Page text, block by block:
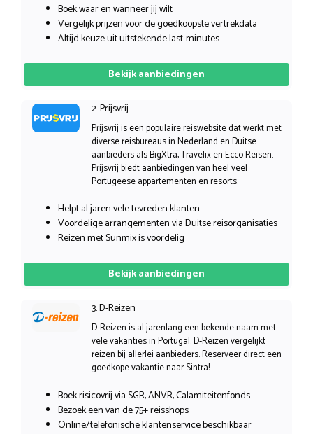
Boek waar en wanneer jij wilt
Vergelijk prijzen voor de goedkoopste vertrekdata
Altijd keuze uit uitstekende last-minutes
Bekijk aanbiedingen
2. Prijsvrij
Prijsvrij is een populaire reiswebsite dat werkt met
diverse reisbureaus in Nederland en Duitse
aanbieders als BigXtra, Travelix en Ecco Reisen.
Prijsvrij biedt aanbiedingen van heel veel
Portugeese appartementen en resorts.
Helpt al jaren vele tevreden klanten
Voordelige arrangementen via Duitse reisorganisaties
Reizen met Sunmix is voordelig
Bekijk aanbiedingen
3. D-Reizen
D-Reizen is al jarenlang een bekende naam met
vele vakanties in Portugal. D-Reizen vergelijkt
reizen bij allerlei aanbieders. Reserveer direct een
goedkope vakantie naar Sintra!
Boek risicovrij via SGR, ANVR, Calamiteitenfonds
Bezoek een van de 75+ reisshops
Online/telefonische klantenservice beschikbaar